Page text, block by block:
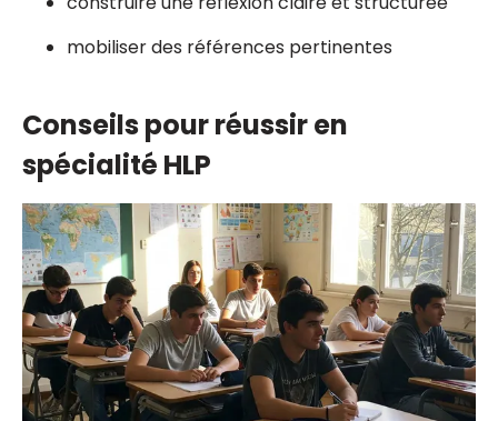
mobiliser des références pertinentes
Conseils pour réussir en
spécialité HLP